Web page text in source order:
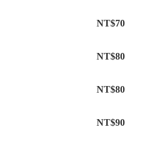
NT$70
NT$80
NT$80
NT$90